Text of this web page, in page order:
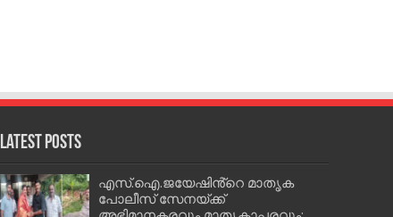
Latest Posts
എസ്.ഐ.ജയേഷിൻ്റെ മാതൃക
പോലീസ് സേനയ്ക്ക്